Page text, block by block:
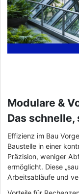
Modulare &
Das
Effizienz im Bau
Baustelle in einer
Präzision, weniger
ermöglicht. Diese
Arbeitsabläufe und